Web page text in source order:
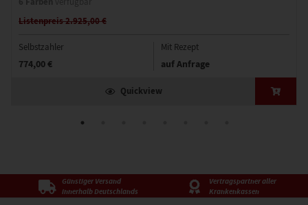
Listenpreis 2.925,00 €
Selbstzahler
774,00 €
Mit Rezept
auf Anfrage
Quickview
Günstiger Versand
innerhalb Deutschlands
Vertragspartner aller
Krankenkassen